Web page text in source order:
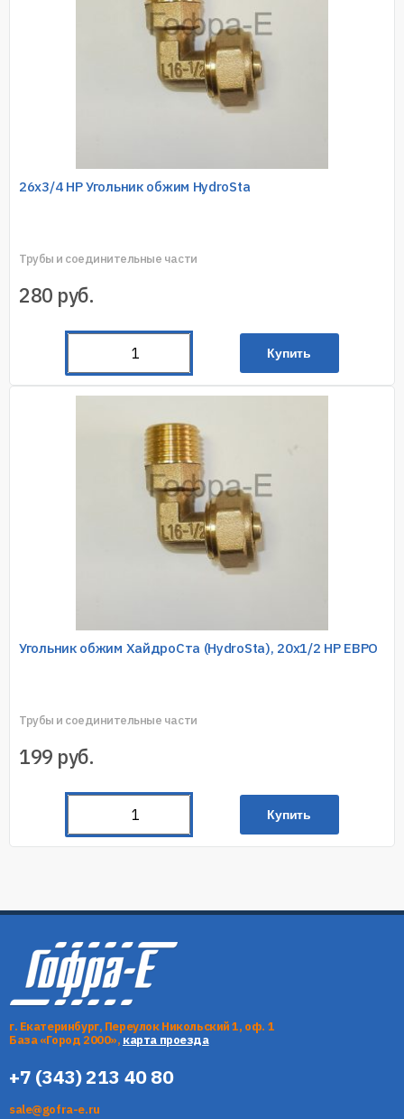
26х3/4 НР Угольник обжим HydroSta
Трубы и соединительные части
280 руб.
Купить
Угольник обжим ХайдроСта (HydroSta), 20х1/2 НР ЕВРО
Трубы и соединительные части
199 руб.
Купить
г. Екатеринбург, Переулок Никольский 1, оф. 1
База «Город 2000», карта проезда
+7 (343) 213 40 80
sale@gofra-e.ru